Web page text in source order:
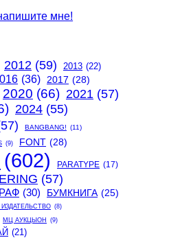
мне!
2012 (59) 2013 (22)
(36) 2017 (28)
2020 (66) 2021 (57)
2024 (55)
BANGBANG! (11)
(9) FONT (28)
(602) PARATYPE (17)
(57)
(30) БУМКНИГА (25)
ИЗДАТЕЛЬСТВО (8)
МЦ АУКЦЫОН (9)
(21)